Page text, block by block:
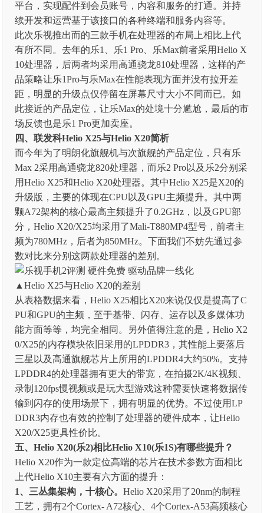
平台，实现配件到会员账号，内容和服务的打通。并持
续开发和运营基于该接口的各种终端和服务内容等。
此次乐视推出而的三款手机在处理器的布局上相比上代
有所不同。去年的乐1、乐1 Pro、乐Max前者采用Helio X
10处理器，后两者均采用高通骁龙810处理器，这样的产
品策略让乐1Pro与乐Max在性能表现方面并没有拉开差
距，明显的升级点仅停留在屏幕尺寸大小不同而已。如
此接近的产品定位，让乐Max的处境十分尴尬，最后的市
场反馈也是乐1 Pro更加卖座。
四、联发科Helio X25与Helio X20简析
而今年为了明朗化旗舰机与次旗舰的产品定位，只有乐
Max 2采用高通骁龙820处理器，而乐2 Pro以及乐2分别采
用Helio X25和Helio X20处理器。其中Helio X25是X20的
升级版，主要的体现在CPU以及GPU主频提升。其中两
颗A72架构的核心最高主频提升了0.2GHz，以及GPU部
分，Helio X20/X25均采用了Mali-T880MP4型号，前者主
频为780MHz，后者为850MHz。下面我们不妨先通过参
数对比来分别这两款处理器的差别。
▲Helio X25与Helio X20的差别
从表格数据来看，Helio X25相比X20来说仅仅是提高了C
PU和GPU的主频，至于基带、闪存、运存以及多媒体功
能方面等等，均完全相同。另外值得注意的是，Helio X2
0/X25的内存模块依旧采用的LPDDR3，其性能上要落后
三星以及高通旗舰芯片上所用的LPDDR4大约50%。支持
LPDDR4的处理器拥有更大的带宽，在拍摄2K/4K视频、
录制120fps慢视频或是玩大型游戏这种需要快速将数据传
输到闪存的使用场景下，拥有明显的优势。不过使用LP
DDR3内存也有效的控制了处理器的硬件成本，让Helio
X20/X25更具性价比。
五、Helio X20(乐2)相比Helio X10(乐1S)有哪些提升？
Helio X20作为一款定位高端的芯片在技术参数方面相比
上代Helio X10主要有六方面的提升：
1、三丛集架构，十核心。Helio X20采用了20nm的制程
工艺，拥有2个Cortex- A72核心、4个Cortex-A53高频核心